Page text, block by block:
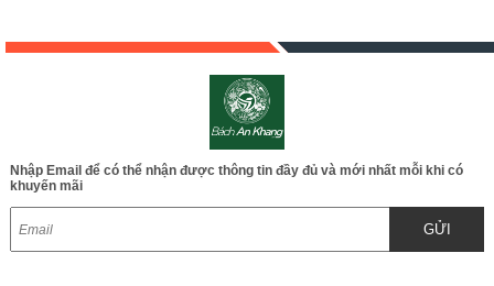
người già, giúp tăng
tuổi thọ...JD297
hongsam
Nhập Email để có thể nhận được thông tin đầy đủ và mới nhất mỗi khi có
khuyến mãi
GỬI